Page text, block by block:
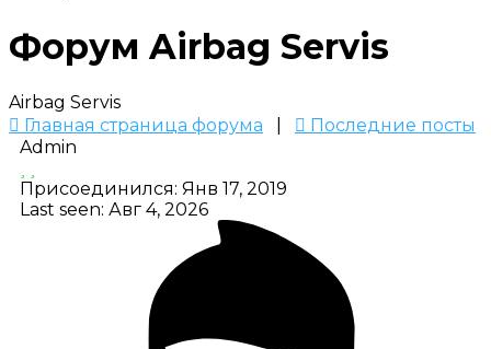
Форум Airbag Servis
Airbag Servis
Главная страница форума
Последние посты
Admin
Присоединился: Янв 17, 2019
Last seen: Авг 4, 2026